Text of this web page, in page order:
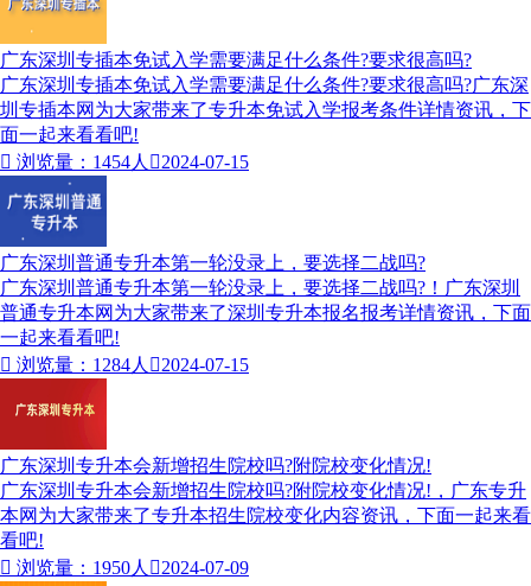
广东深圳专插本免试入学需要满足什么条件?要求很高吗?
广东深圳专插本免试入学需要满足什么条件?要求很高吗?广东深
圳专插本网为大家带来了专升本免试入学报考条件详情资讯，下
面一起来看看吧!
 浏览量：1454人 2024-07-15
广东深圳普通专升本第一轮没录上，要选择二战吗?
广东深圳普通专升本第一轮没录上，要选择二战吗?！广东深圳
普通专升本网为大家带来了深圳专升本报名报考详情资讯，下面
一起来看看吧!
 浏览量：1284人 2024-07-15
广东深圳专升本会新增招生院校吗?附院校变化情况!
广东深圳专升本会新增招生院校吗?附院校变化情况!，广东专升
本网为大家带来了专升本招生院校变化内容资讯，下面一起来看
看吧!
 浏览量：1950人 2024-07-09